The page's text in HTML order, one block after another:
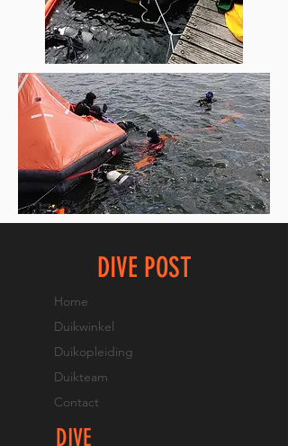
DIVE POST
Home
Duikwinkel
Duikopleiding
Duikteam
Contact
DIVE